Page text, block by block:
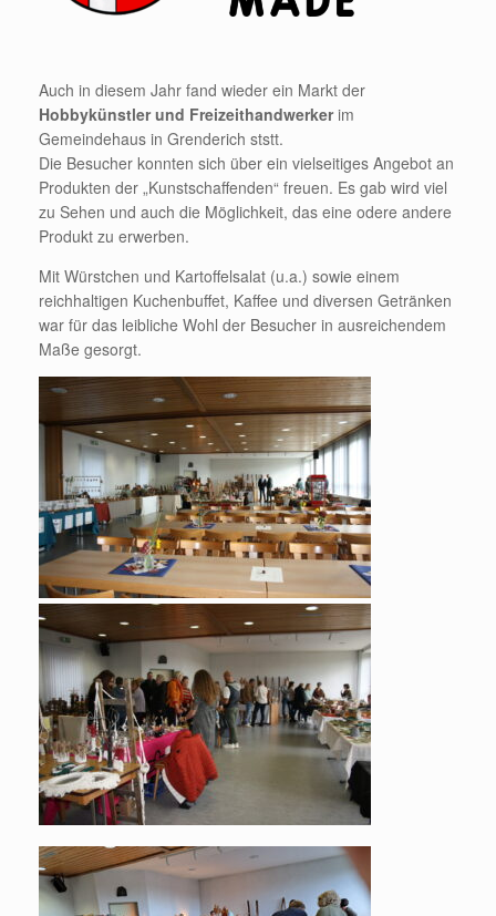
Auch in diesem Jahr fand wieder ein Markt der
Hobbykünstler und Freizeithandwerkerim
Gemeindehaus in Grenderich ststt.
Die Besucher konnten sich über ein vielseitiges Angebot an
Produkten der „Kunstschaffenden“ freuen. Es gab wird viel
zu Sehen und auch die Möglichkeit, das eine odere andere
Produkt zu erwerben.
Mit Würstchen und Kartoffelsalat (u.a.) sowie einem
reichhaltigen Kuchenbuffet, Kaffee und diversen Getränken
war für das leibliche Wohl der Besucher in ausreichendem
Maße gesorgt.